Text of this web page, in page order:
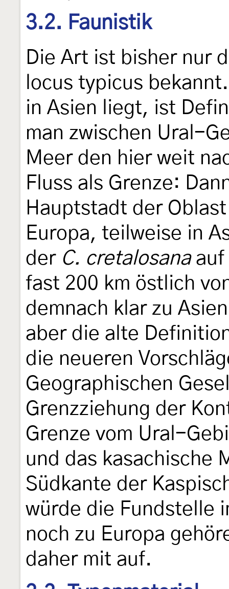
3.2. Faunistik
Die Art ist bisher nur
locus typicus
in Asien liegt, ist
man zwischen Ural-
Meer den hier weit
Fluss als Grenze:
Hauptstadt der
Europa, teilweise in
der C. cretalosanaauf
fast 200 km östlich
demnach klar zu
aber die alte
die neueren
Geographischen
Grenzziehung der
Grenze vom Ural-
und das kasachische
Südkante der
würde die Fundstelle
noch zu Europa
daher mit auf.